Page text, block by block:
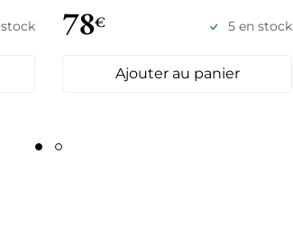
stock 78€ 5 en stock
Ajouter au panier